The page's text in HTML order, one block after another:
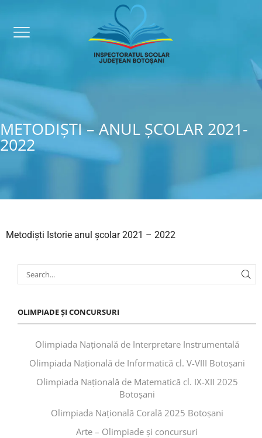
METODIȘTI – ANUL ȘCOLAR 2021-
2022
Metodiști Istorie anul școlar 2021 – 2022
OLIMPIADE ȘI CONCURSURI
Olimpiada Națională de Interpretare Instrumentală
Olimpiada Națională de Informatică cl. V-VIII Botoșani
Olimpiada Națională de Matematică cl. IX-XII 2025
Botoșani
Olimpiada Națională Corală 2025 Botoșani
Arte – Olimpiade și concursuri